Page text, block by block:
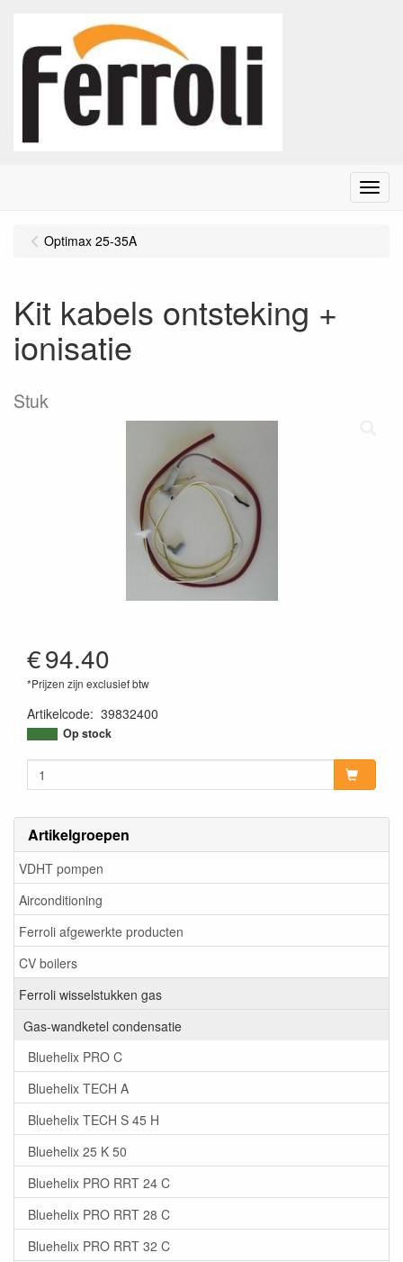
Menu
Artikelgroepen
VDHT pompen
Airconditioning
Ferroli afgewerkte producten
CV boilers
Ferroli wisselstukken gas
Gas-wandketel condensatie
Bluehelix PRO C
Bluehelix TECH A
Bluehelix TECH S 45 H
Bluehelix 25 K 50
Bluehelix PRO RRT 24 C
Bluehelix PRO RRT 28 C
Bluehelix PRO RRT 32 C
Optimax 25-35A
Kit kabels ontsteking +
ionisatie
Stuk
€94.40
*Prijzen zijn exclusief btw
Artikelcode: 39832400
Op stock